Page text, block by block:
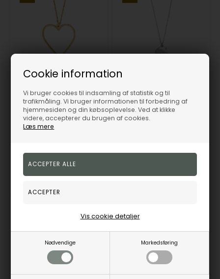
Cookie information
Vi bruger cookies til indsamling af statistik og til
trafikmåling. Vi bruger informationen til forbedring af
hjemmesiden og din købsoplevelse. Ved at klikke
videre, accepterer du brugen af cookies.
Læs mere
Nødvendige Markedsføring
Vis cookie detaljer
Nordahl
365,00 DKK
Vejl. udsalgspris450,00
20260105900
Nordahl
405,00 DKK
Vejl. udsalgspris
20260020950
19%